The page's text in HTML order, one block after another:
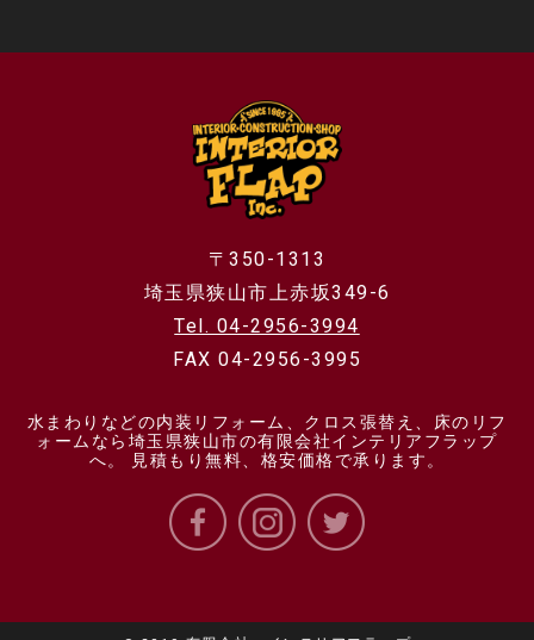
〒350-1313
埼玉県狭山市上赤坂349-6
Tel. 04-2956-3994
FAX 04-2956-3995
水まわりなどの内装リフォーム、クロス張替え、床のリフ
ォームなら埼玉県狭山市の有限会社インテリアフラップ
へ。 見積もり無料、格安価格で承ります。